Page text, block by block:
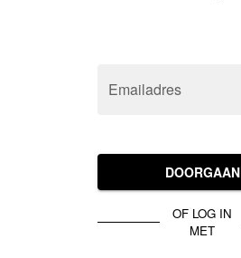
Emailadres
DOORGAAN
OF LOG IN
MET